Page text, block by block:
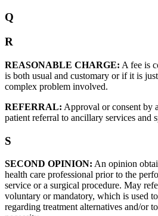
Q
R
REASONABLE CHARGE: A fee is
is both usual and customary or if it is
complex problem involved.
REFERRAL: Approval or consent by
patient referral to ancillary services and
S
SECOND OPINION: An opinion
health care professional prior to the
service or a surgical procedure. May
voluntary or mandatory, which is used
regarding treatment alternatives and/or